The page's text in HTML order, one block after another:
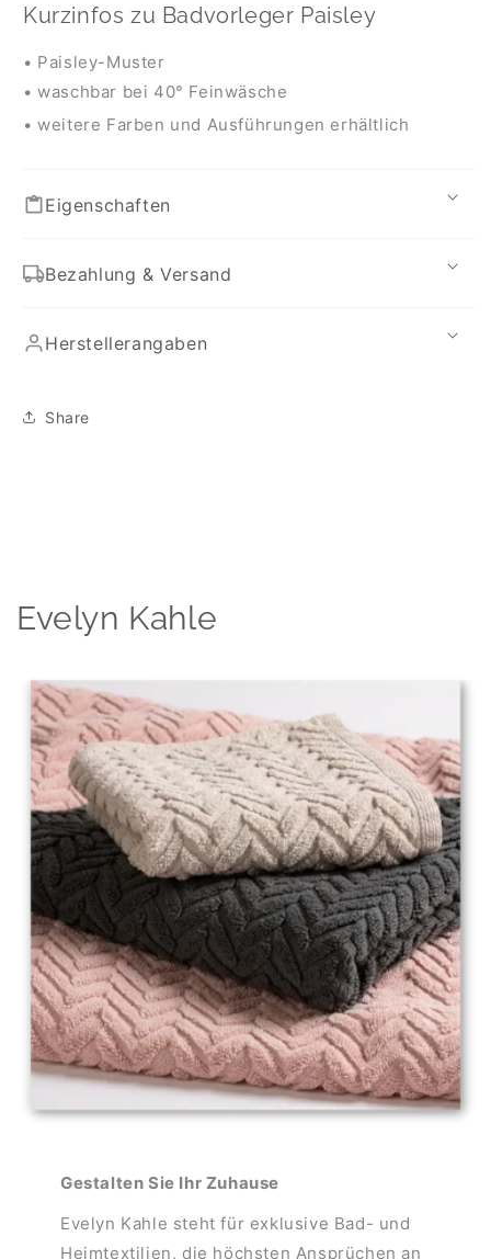
Kurzinfos zu Badvorleger Paisley
• Paisley-Muster
• waschbar bei 40° Feinwäsche
• weitere Farben und Ausführungen erhältlich
Eigenschaften
Bezahlung & Versand
Herstellerangaben
Share
Evelyn Kahle
Gestalten Sie Ihr Zuhause
Evelyn Kahle steht für exklusive Bad- und
Heimtextilien, die höchsten Ansprüchen an